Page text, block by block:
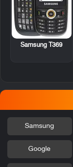
Samsung T369
Samsung
Google